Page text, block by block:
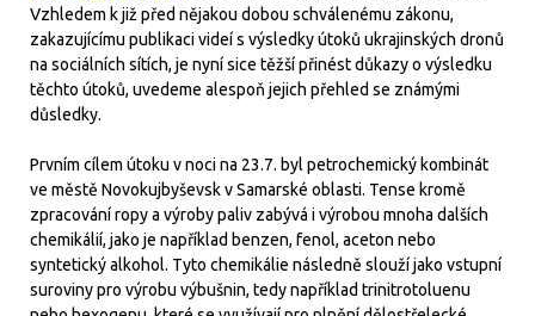
Vzhledem k již před nějakou dobou schválenému zákonu,
zakazujícímu publikaci videí s výsledky útoků ukrajinských dronů
na sociálních sítích, je nyní sice těžší přinést důkazy o výsledku
těchto útoků, uvedeme alespoň jejich přehled se známými
důsledky.
Prvním cílem útoku v noci na 23.7. byl petrochemický kombinát
ve městě Novokujbyševsk v Samarské oblasti. Tense kromě
zpracování ropy a výroby paliv zabývá i výrobou mnoha dalších
chemikálií, jako je například benzen, fenol, aceton nebo
syntetický alkohol. Tyto chemikálie následně slouží jako vstupní
suroviny pro výrobu výbušnin, tedy například trinitrotoluenu